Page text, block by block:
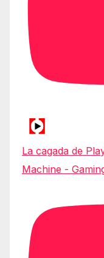
La cagada de
Machine -